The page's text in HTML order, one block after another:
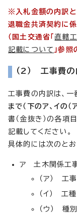
※入札金額の内訳と
退職金共済契約に係
（国土交通省「 直轄
記載について 」参照
（2） 工事費の
工事費の内訳は、
まで（下のア、イの（
書（金抜き）の各項
記載してください。
具体的には次のとお
ア 土木関係工事
（ア） 工
（イ） 工
（ウ） 種